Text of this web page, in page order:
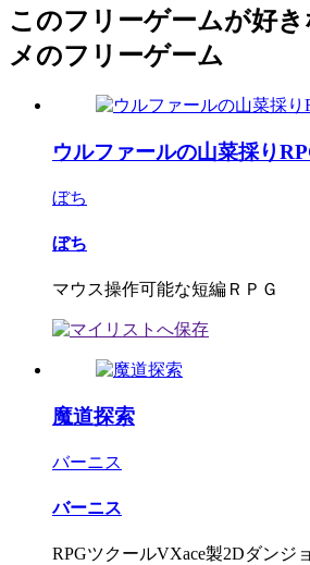
このフリーゲームが好
メのフリーゲーム
ウルファールの山菜採り
ぼち
ぼち
マウス操作可能な短編ＲＰＧ
魔道探索
バーニス
バーニス
RPGツクールVXace製2Dダンジ